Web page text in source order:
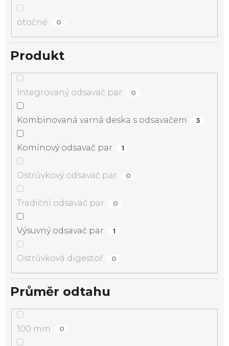
otočné 0
Produkt
Integrovaný odsavač par 0
Kombinovaná varná deska s odsavačem 3
Komínový odsavač par 1
Ostrůvkový odsavač par 0
Tradiční odsavač par 0
Výsuvný odsavač par 1
Ostrůvková digestoř 0
Průměr odtahu
100 mm 0